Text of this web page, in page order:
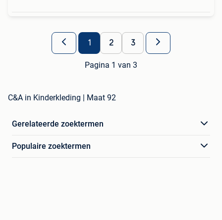
1 2 3
Pagina 1 van 3
C&A in Kinderkleding | Maat 92
Gerelateerde zoektermen
Populaire zoektermen